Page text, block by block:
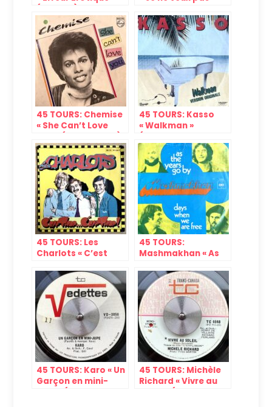
(DJ, 1982)
seule » (Philips,
1983)
45 TOURS: Chemise
« She Can’t Love
You » (Philips, 1982)
45 TOURS: Kasso
« Walkman »
(Starnight Records,
1981/1982)
45 TOURS: Les
Charlots « C’est
(Barclay, 1983)
45 TOURS:
Mashmakhan « As
(CBS, 1970)
45 TOURS: Karo « Un
Garçon en mini-
jupe » (Vedette,
45 TOURS: Michèle
Richard « Vivre au
Soleil » (Trans-